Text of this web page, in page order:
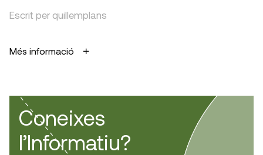
Escrit per quillemplans
Més informació
Coneixes
l’Informatiu?